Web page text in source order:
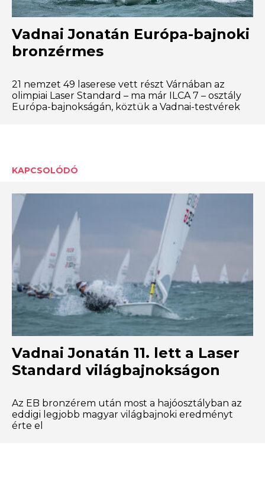
Vadnai Jonatán Európa-bajnoki
bronzérmes
21 nemzet 49 laserese vett részt Várnában az
olimpiai Laser Standard – ma már ILCA 7 – osztály
Európa-bajnokságán, köztük a Vadnai-testvérek
KAPCSOLÓDÓ
Vadnai Jonatán 11. lett a Laser
Standard világbajnokságon
Az EB bronzérem után most a hajóosztályban az
eddigi legjobb magyar világbajnoki eredményt
érte el